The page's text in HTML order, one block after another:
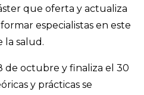
que oferta y actualiza
especialistas en este
la salud.
de octubre y finaliza el 30
y prácticas se